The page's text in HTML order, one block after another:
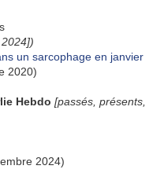
un sarcophage en janvier
2020)
Hebdo [passés, présents,
2024)